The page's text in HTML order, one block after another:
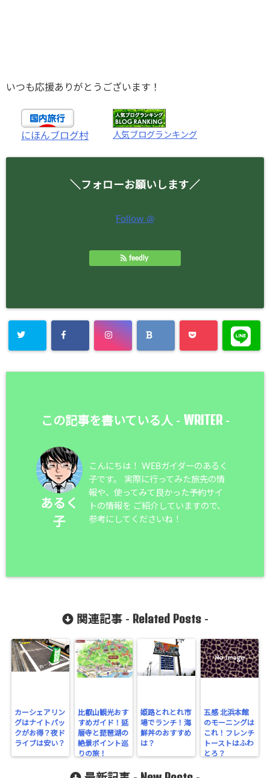
いつも応援ありがとうございます！
にほんブログ村 人気ブログランキング
＼フォローお願いします／
Follow @
feedly
この記事を書いている人 - WRITER-
あるく
子
こんにちは！ WEBガイダーのあるく
子です。 実際に行ってみた旅先の情
報や、使ってみて良かった予約サイ
トの情報を ご紹介していますので、
参考にしてくださいね！
関連記事 - Related Posts-
カーシェアリン
グはナイトパッ
クがお得？夜ド
ライブは安い？
比叡山観光おす
すめガイド！延
暦寺と琵琶湖の
絶景ポイント巡
りの旅！
姫路とれとれ市
場でランチ！海
鮮丼のおすすめ
は？
五感 北浜本館
のモーニングは
これ！フレンチ
トーストはふわ
とろ？